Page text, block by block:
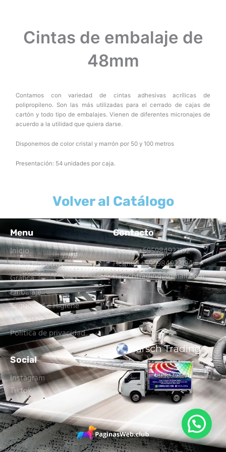
Cintas de embalaje de
48mm
Contamos con variedad de cintas adhesivas acrílicas de
polipropileno. Son las más utilizadas para el cerrado de cajas de
cartón y todo tipo de embalajes. Vienen de diferentes micronajes de
acuerdo a la utilidad que quiera darse.
Disponemos de color cristal y marrón por 50 y 100 metros
Presentación: 54 unidades por caja.
Volver al Catálogo
Menu
Inicio
Sobre Nosotros
Gráfica
Embalaje
Seguridad e Higiene
Contacto
Política de privacidad
Contacto
Cecilia +595984923192
Helmut +595984923194
harschtrading@gmail.com
Social
Instagram
Tiktok